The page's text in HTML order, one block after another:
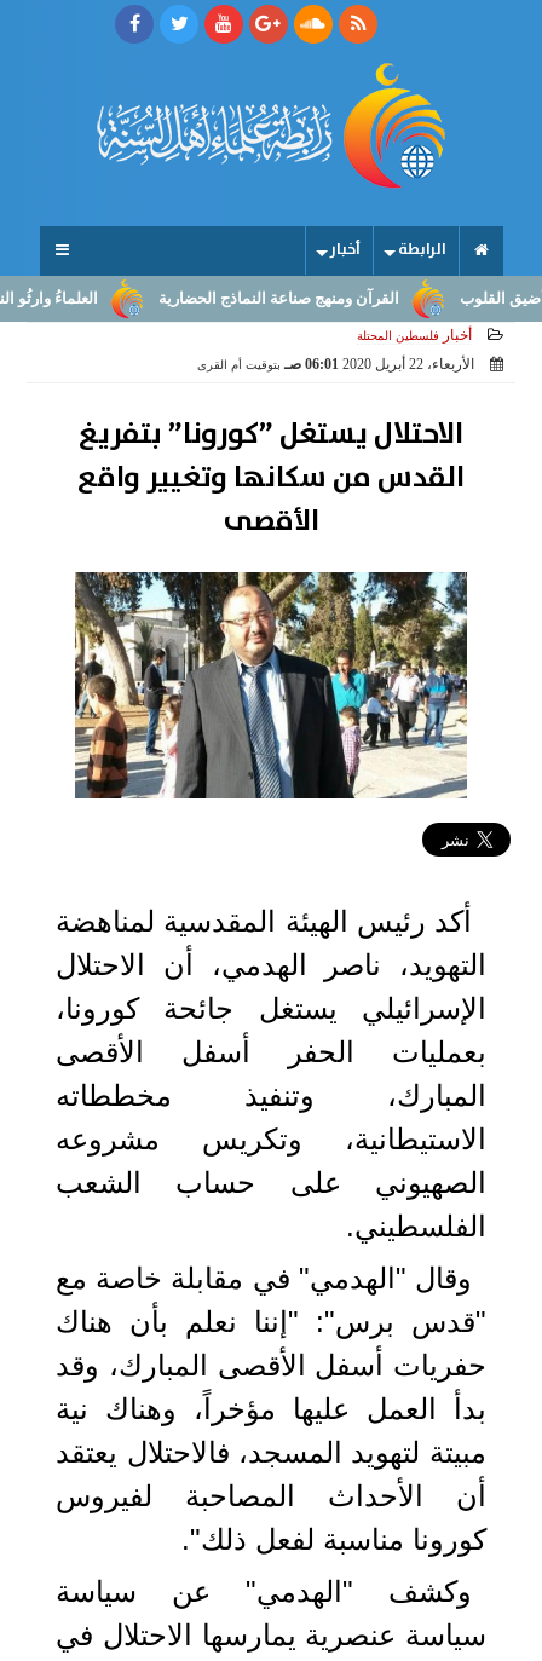
الرابطة أخبار
العلماءُ وارثُو النبوّة: القرآن ومنهج صناعة النماذج الحضارية
أخبار فلسطين المحتلة
الأربعاء، 22 أبريل 2020 06:01 صـ بتوقيت أم القرى
الاحتلال يستغل ”كورونا” بتفريغ
القدس من سكانها وتغيير واقع
الأقصى
أكد رئيس الهيئة المقدسية لمناهضة
التهويد، ناصر الهدمي، أن الاحتلال
الإسرائيلي يستغل جائحة كورونا،
بعمليات الحفر أسفل الأقصى
المبارك، وتنفيذ مخططاته
الاستيطانية، وتكريس مشروعه
الصهيوني على حساب الشعب
الفلسطيني.
وقال "الهدمي" في مقابلة خاصة مع
"قدس برس": "إننا نعلم بأن هناك
حفريات أسفل الأقصى المبارك، وقد
بدأ العمل عليها مؤخراً، وهناك نية
مبيتة لتهويد المسجد، فالاحتلال يعتقد
أن الأحداث المصاحبة لفيروس
كورونا مناسبة لفعل ذلك".
وكشف "الهدمي" عن سياسة
سياسة عنصرية يمارسها الاحتلال في